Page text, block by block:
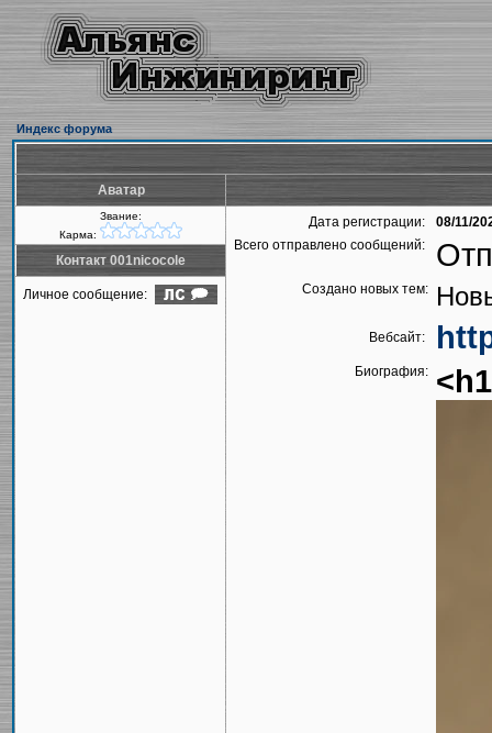
Индекс форума
Аватар
Звание:
Карма:
Дата регистрации:
08/11/
Всего отправлено сообщений:
Создано новых тем:
Вебсайт:
Биография:
Контакт 001nicocole
Личное сообщение: